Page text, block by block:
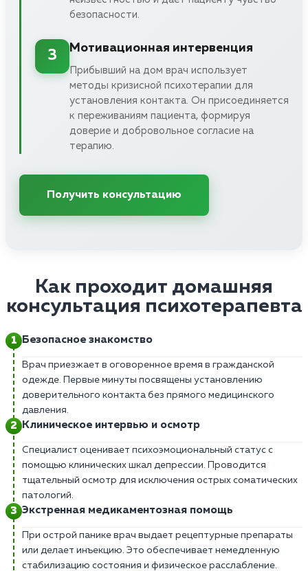
безопасности.
3
Мотивационная интервенция
Прибывший на дом врач использует
методы кризисной психотерапии для
установления контакта. Он присоединяется
к переживаниям пациента, формируя
доверие и добровольное согласие на
терапию.
Получить консультацию
Как проходит домашняя
консультация психотерапевта
Безопасное знакомство
Врач приезжает в оговоренное время в гражданской
одежде. Первые минуты посвящены установлению
доверительного контакта без прямого медицинского
давления.
Клиническое интервью и осмотр
Специалист оценивает психоэмоциональный статус с
помощью клинических шкал депрессии. Проводится
тщательный осмотр для исключения острых соматических
патологий.
Экстренная медикаментозная помощь
При острой панике врач выдает рецептурные препараты
или делает инъекцию. Это обеспечивает немедленную
стабилизацию состояния и физическое расслабление.